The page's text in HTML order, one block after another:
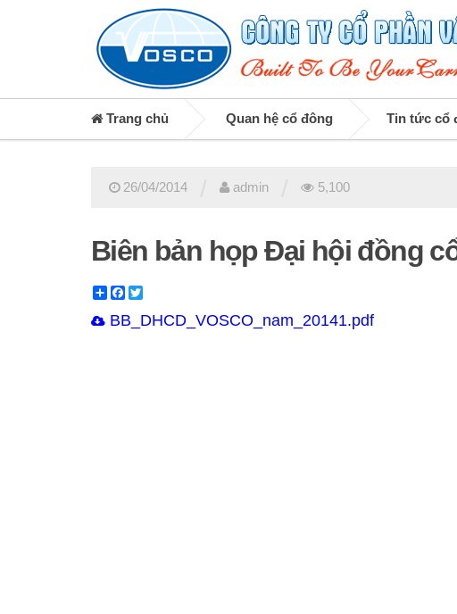
Trang chủ Quan hệ cổ đông Tin tức cổ
26/04/2014 admin 5,100
Biên bản họp Đại hội đồng
ShareFacebook
BB_DHCD_VOSCO_nam_20141.pdf